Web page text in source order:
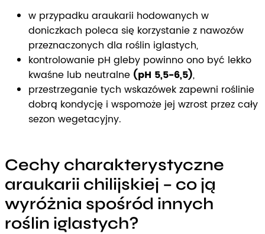
w przypadku araukarii hodowanych w
doniczkach poleca się korzystanie z nawozów
przeznaczonych dla roślin iglastych,
kontrolowanie pH gleby powinno ono być lekko
kwaśne lub neutralne (pH 5,5-6,5),
przestrzeganie tych wskazówek zapewni roślinie
dobrą kondycję i wspomoże jej wzrost przez cały
sezon wegetacyjny.
Cechy charakterystyczne
araukarii chilijskiej – co ją
wyróżnia spośród innych
roślin iglastych?